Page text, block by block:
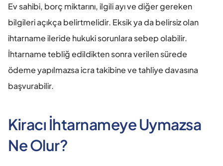
Ev sahibi, borç miktarını, ilgili ayı ve diğer gereken
bilgileri açıkça belirtmelidir. Eksik ya da belirsiz olan
ihtarname ileride hukuki sorunlara sebep olabilir.
İhtarname tebliğ edildikten sonra verilen sürede
ödeme yapılmazsa icra takibine ve tahliye davasına
başvurabilir.
Kiracı İhtarnameye Uymazsa
Ne Olur?